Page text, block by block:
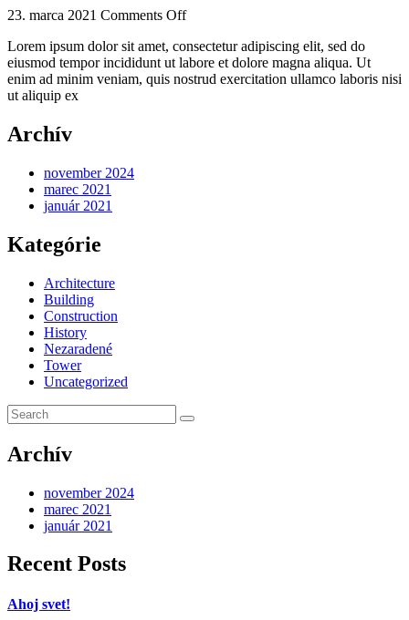
23. marca 2021 Comments Off
Lorem ipsum dolor sit amet, consectetur adipiscing elit, sed do
eiusmod tempor incididunt ut labore et dolore magna aliqua. Ut
enim ad minim veniam, quis nostrud exercitation ullamco laboris nisi
ut aliquip ex
Archív
november 2024
marec 2021
január 2021
Kategórie
Architecture
Building
Construction
History
Nezaradené
Tower
Uncategorized
Archív
november 2024
marec 2021
január 2021
Recent Posts
Ahoj svet!